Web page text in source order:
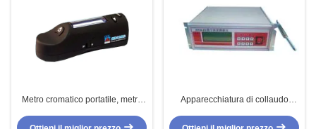
Metro cromatico portatile, metro
apparecchiature di collaudo di
Apparecchiatura di collaudo
concentrazione di carta